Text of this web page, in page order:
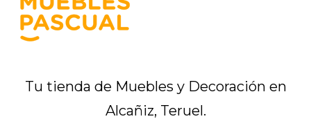
Tu tienda de Muebles y Decoración en
Alcañiz, Teruel.